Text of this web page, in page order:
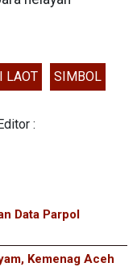
LAOT SIMBOL
:
Data Parpol
Kemenag Aceh